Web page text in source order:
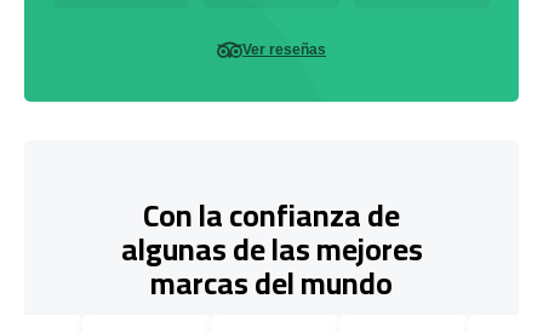
Ver reseñas
Con la confianza de
algunas de las mejores
marcas del mundo